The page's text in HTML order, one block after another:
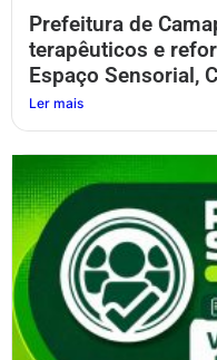
Prefeitura de
terapêuticos e
Espaço Sensorial,
Ler mais